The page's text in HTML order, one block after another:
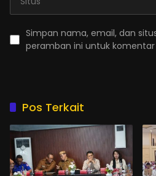
Simpan nama, email, dan
peramban ini untuk
Pos Terkait